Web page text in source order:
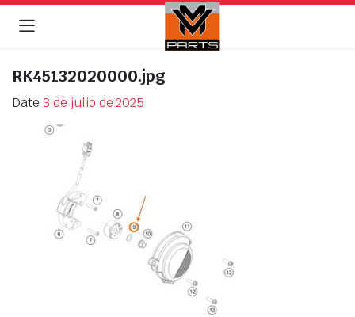
RK45132020000.jpg
Date 3 de julio de 2025